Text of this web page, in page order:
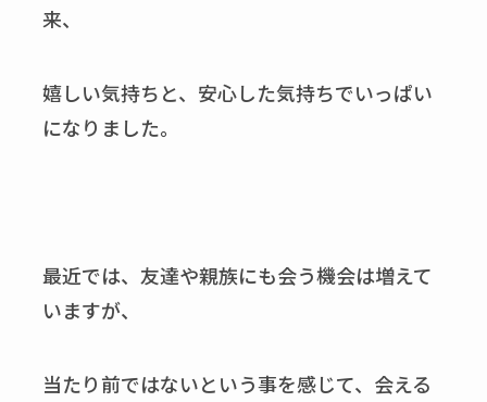
来、
嬉しい気持ちと、安心した気持ちでいっぱい
になりました。
最近では、友達や親族にも会う機会は増えて
いますが、
当たり前ではないという事を感じて、会える